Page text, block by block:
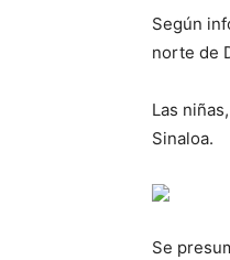
Según
norte de
Las
Sinaloa.
Se